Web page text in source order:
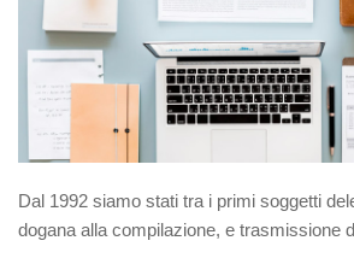
Dal 1992 siamo stati tra i primi soggetti
dogana alla compilazione, e trasmissione